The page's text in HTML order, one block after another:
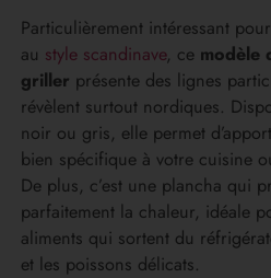
Particulièrement intéressant
au style scandinave, ce modèle
griller présente des lignes
révèlent surtout nordiques.
noir ou gris, elle permet
bien spécifique à votre cuisine
De plus, c’est une plancha qui
parfaitement la chaleur, idéale
aliments qui sortent du
et les poissons délicats.